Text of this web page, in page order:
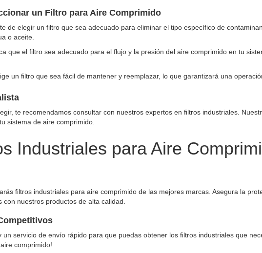
un Filtro para Aire Comprimido
de elegir un filtro que sea adecuado para eliminar el tipo específico de
o aceite.
que el filtro sea adecuado para el flujo y la presión del aire comprimido en tu
un filtro que sea fácil de mantener y reemplazar, lo que garantizará una
te recomendamos consultar con nuestros expertos en filtros industriales.
sistema de aire comprimido.
Industriales para Aire
filtros industriales para aire comprimido de las mejores marcas. Asegura la
nuestros productos de alta calidad.
servicio de envío rápido para que puedas obtener los filtros industriales que
comprimido!